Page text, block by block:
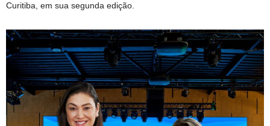
Curitiba, em sua segunda edição.